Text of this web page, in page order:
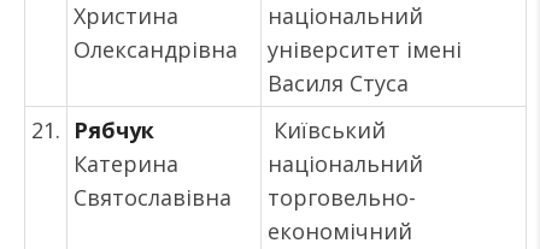
Христина
Олександрівна
національний
університет імені
Василя Стуса
21. Рябчук
Катерина
Святославівна
Київський
національний
торговельно-
економічний